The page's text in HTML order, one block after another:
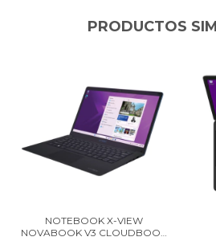
PRODUCTOS
NOTEBOOK X-VIEW
NOVABOOK V3 CLOUDBOOK